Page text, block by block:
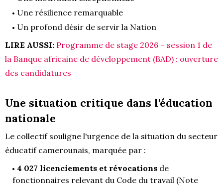
Une résilience remarquable
Un profond désir de servir la Nation
LIRE AUSSI: Programme de stage 2026 – session 1 de
la Banque africaine de développement (BAD) : ouverture
des candidatures
Une situation critique dans l'éducation
nationale
Le collectif souligne l'urgence de la situation du secteur
éducatif camerounais, marquée par :
4 027 licenciements et révocations de
fonctionnaires relevant du Code du travail (Note